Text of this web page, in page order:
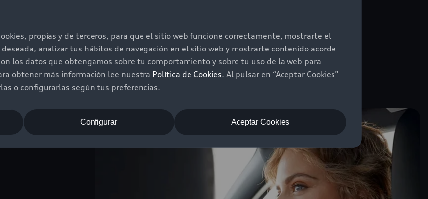
propias y de terceros, para que el sitio web funcione correctamente, mostrarte el
analizar tus hábitos de navegación en el sitio web y mostrarte contenido acorde
los datos que obtengamos sobre tu comportamiento y sobre tu uso de la web para
obtener más información lee nuestra Política de Cookies. Al pulsar en “Aceptar Cookies”
o configurarlas según tus preferencias.
Aceptar Cookies
Configurar
tranquilo ante